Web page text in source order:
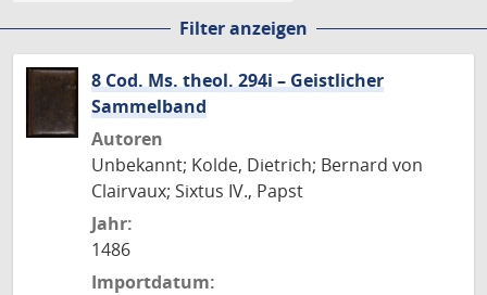
Filter anzeigen
8 Cod. Ms. theol. 294i – Geistlicher
Sammelband
Autoren
Unbekannt; Kolde, Dietrich; Bernard von
Clairvaux; Sixtus IV., Papst
Jahr:
1486
Importdatum: